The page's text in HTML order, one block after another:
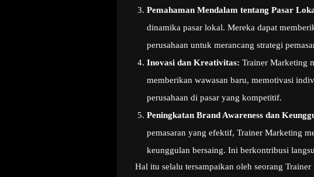
Pemahaman Mendalam tentang Pasar
dinamika pasar lokal. Mereka dapat
perusahaan untuk merancang strategi
Inovasi dan Kreativitas: Trainer Marketing
memberikan wawasan baru, memotivasi
perusahaan di pasar yang kompetitif.
Peningkatan Brand Awareness dan
pemasaran yang efektif, Trainer Marketing
keunggulan bersaing. Ini berkontribusi
Hal itu selalu tersampaikan oleh seorang